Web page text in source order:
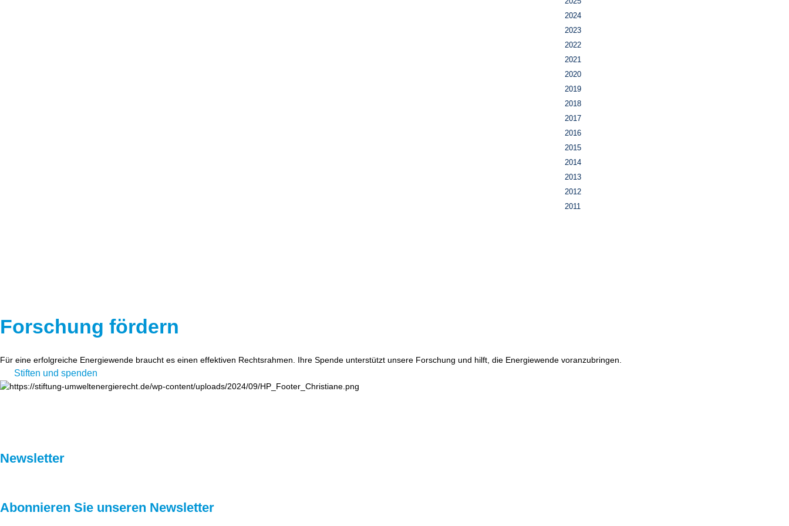
2024
2023
2022
2021
2020
2019
2018
2017
2016
2015
2014
2013
2012
2011
Forschung fördern
Für eine erfolgreiche Energiewende braucht es einen effektiven Rechtsrahmen. Ihre Spende unterstützt unsere Forschung und hilft, die Energiewende voranzubringen.
Stiften und spenden
Newsletter
Abonnieren Sie unseren Newsletter